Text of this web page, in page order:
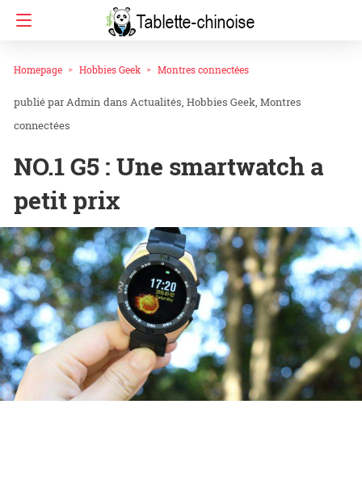
Homepage Hobbies Geek Montres connectées
Admin dans Actualités Hobbies Geek Montres
connectées
NO.1 G5 : Une smartwatch a
petit prix